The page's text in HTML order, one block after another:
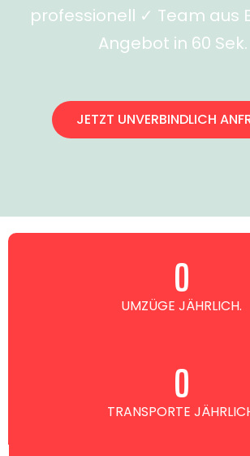
professionell ✓ Team aus
Angebot in 60
JETZT UNVERBINDLICH
UMZÜGE JÄHRLICH.
0
TRANSPORTE
0